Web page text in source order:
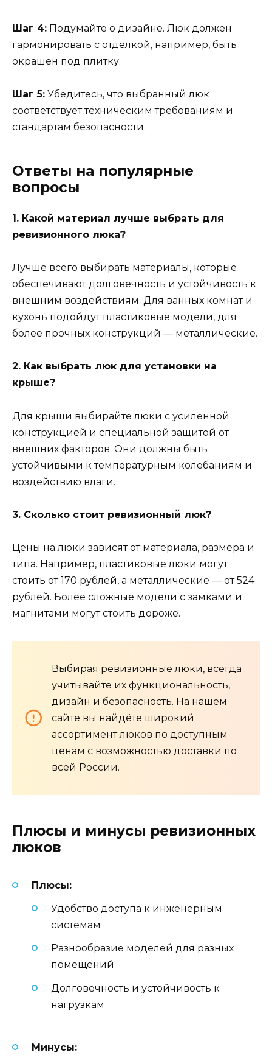
Шаг 4: Подумайте о дизайне. Люк должен
гармонировать с отделкой, например, быть
окрашен под плитку.
Шаг 5: Убедитесь, что выбранный люк
соответствует техническим требованиям и
стандартам безопасности.
Ответы на популярные
вопросы
1. Какой материал лучше выбрать для
ревизионного люка?
Лучше всего выбирать материалы, которые
обеспечивают долговечность и устойчивость к
внешним воздействиям. Для ванных комнат и
кухонь подойдут пластиковые модели, для
более прочных конструкций — металлические.
2. Как выбрать люк для установки на
крыше?
Для крыши выбирайте люки с усиленной
конструкцией и специальной защитой от
внешних факторов. Они должны быть
устойчивыми к температурным колебаниям и
воздействию влаги.
3. Сколько стоит ревизионный люк?
Цены на люки зависят от материала, размера и
типа. Например, пластиковые люки могут
стоить от 170 рублей, а металлические — от 524
рублей. Более сложные модели с замками и
магнитами могут стоить дороже.
Выбирая ревизионные люки, всегда
учитывайте их функциональность,
дизайн и безопасность. На нашем
сайте вы найдёте широкий
ассортимент люков по доступным
ценам с возможностью доставки по
всей России.
Плюсы и минусы ревизионных
люков
Плюсы:
Удобство доступа к инженерным
системам
Разнообразие моделей для разных
помещений
Долговечность и устойчивость к
нагрузкам
Минусы: